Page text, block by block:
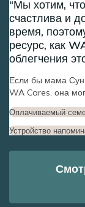
Мы хотим,
счастлива и
время,
ресурс, как
облегчения
Если бы мама
WA Cares, она
Оплачиваемый
Устройство